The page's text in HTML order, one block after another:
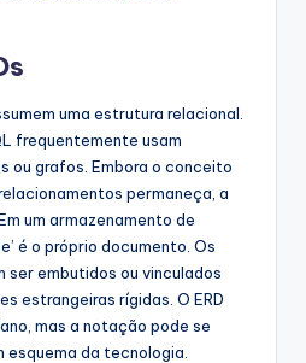
uma estrutura relacional.
frequentemente usam
ou grafos. Embora o conceito
permaneça, a
um armazenamento de
é o próprio documento. Os
ser embutidos ou vinculados
estrangeiras rígidas. O ERD
mas a notação pode se
da tecnologia.